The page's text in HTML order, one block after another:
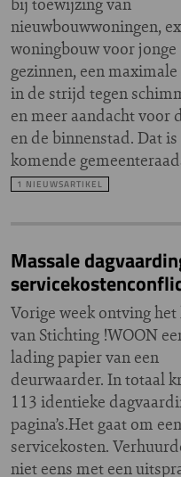
nieuwbouwwoningen,
woningbouw voor jonge
gezinnen, een
in de strijd tegen
en meer aandacht voor
en de binnenstad. Dat
komende
1 NIEUWSARTIKEL
Massale
Vorige week ontving
van Stichting !WOON
lading papier van een
deurwaarder. In totaal
113 identieke
pagina’s.Het gaat om
servicekosten.
niet eens met een